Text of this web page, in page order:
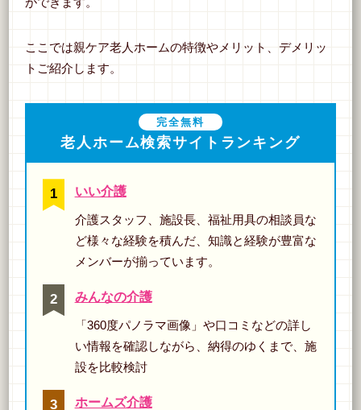
ができます。
ここでは親ケア老人ホームの特徴やメリット、デメリッ
トご紹介します。
完全無料
老人ホーム検索サイトランキング
いい介護
介護スタッフ、施設長、福祉用具の相談員な
ど様々な経験を積んだ、知識と経験が豊富な
メンバーが揃っています。
みんなの介護
「360度パノラマ画像」や口コミなどの詳し
い情報を確認しながら、納得のゆくまで、施
設を比較検討
ホームズ介護